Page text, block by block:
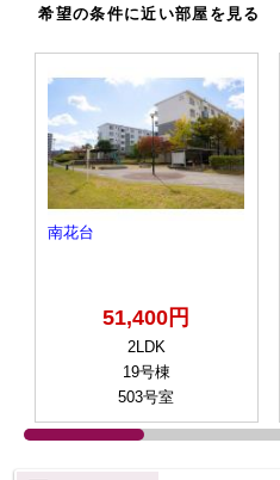
希望の条件に近い部屋を見る
南花台
51,400円
2LDK
19号棟
503号室